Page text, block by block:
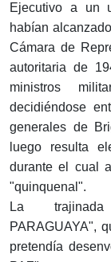
Ejecutivo a un
habían
Cámara de
autoritaria de
ministros
decidiéndose
generales de
luego resulta
durante el cual
"quinquenal".
La trajinada
PARAGUAYA",
pretendía